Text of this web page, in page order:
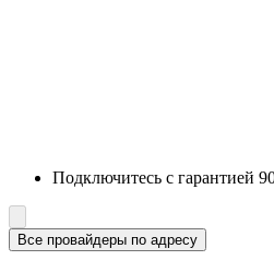
Подключитесь с гарантией
Все провайдеры по адресу